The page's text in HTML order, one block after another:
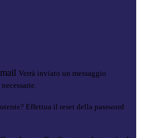
Verrà inviato un messaggio
Effettua il reset della password